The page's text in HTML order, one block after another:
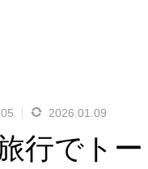
2026.01.09
行でト